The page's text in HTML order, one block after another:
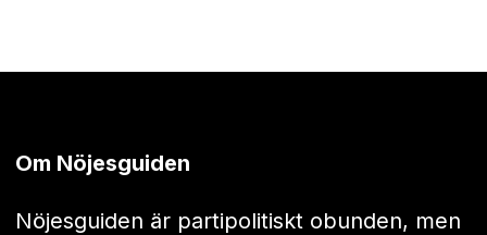
Om Nöjesguiden
Nöjesguiden är partipolitiskt obunden, men